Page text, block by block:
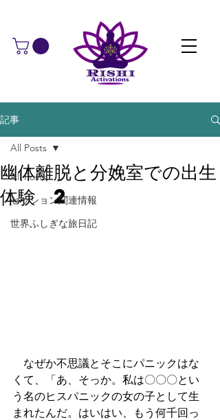
記事
All Posts
セッション関連情報
世界ふしぎな旅日記
All Posts
幽体離脱と分娩室での出生
体験 2
なぜか不思議とそこにパニックはな
くて、「あ、そっか。私は〇〇〇とい
う名のヒスパニックの女の子として生
まれたんだ。はいはい、もう何千回っ